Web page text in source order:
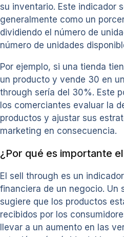
su inventario. Este indicador
generalmente como un
dividiendo el número de
número de unidades
Por ejemplo, si una tienda
un producto y vende 30 en un
through sería del 30%. Este
los comerciantes evaluar la
productos y ajustar sus
marketing en consecuencia.
¿Por qué es importante
El sell through es un
financiera de un negocio. Un
sugiere que los productos
recibidos por los
llevar a un aumento en las